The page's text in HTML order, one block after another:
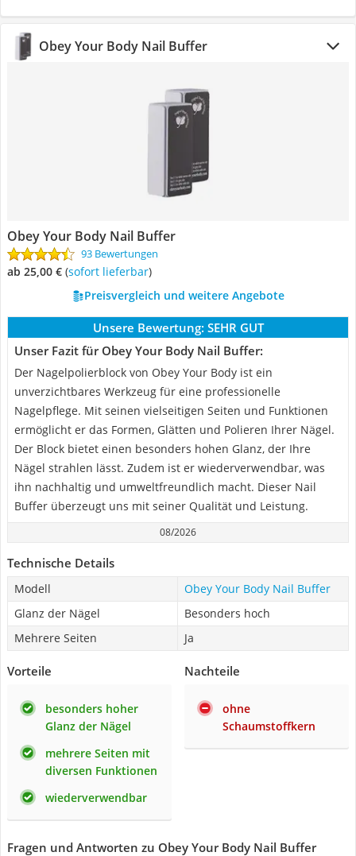
Obey Your Body Nail Buffer
Obey Your Body Nail Buffer
93 Bewertungen
ab 25,00 € ( Sofort lieferbar)
Preisvergleich und weitere Angebote
Unsere Bewertung: SEHR GUT
Unser Fazit für Obey Your Body Nail Buffer:
Der Nagelpolierblock von Obey Your Body ist ein
unverzichtbares Werkzeug für eine professionelle
Nagelpflege. Mit seinen vielseitigen Seiten und Funktionen
ermöglicht er das Formen, Glätten und Polieren Ihrer Nägel.
Der Block bietet einen besonders hohen Glanz, der Ihre
Nägel strahlen lässt. Zudem ist er wiederverwendbar, was
ihn nachhaltig und umweltfreundlich macht. Dieser Nail
Buffer überzeugt uns mit seiner Qualität und Leistung.
08/2026
Technische Details
Modell
Obey Your Body Nail Buffer
Glanz der Nägel
Besonders hoch
Mehrere Seiten
Ja
Vorteile
besonders hoher
Glanz der Nägel
mehrere Seiten mit
diversen Funktionen
wiederverwendbar
Nachteile
ohne
Schaumstoffkern
Fragen und Antworten zu Obey Your Body Nail Buffer